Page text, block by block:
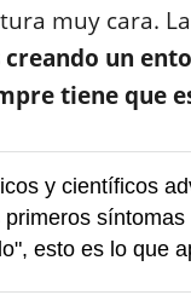
muy cara.
un
tiene que
y científicos
primeros
esto es lo que